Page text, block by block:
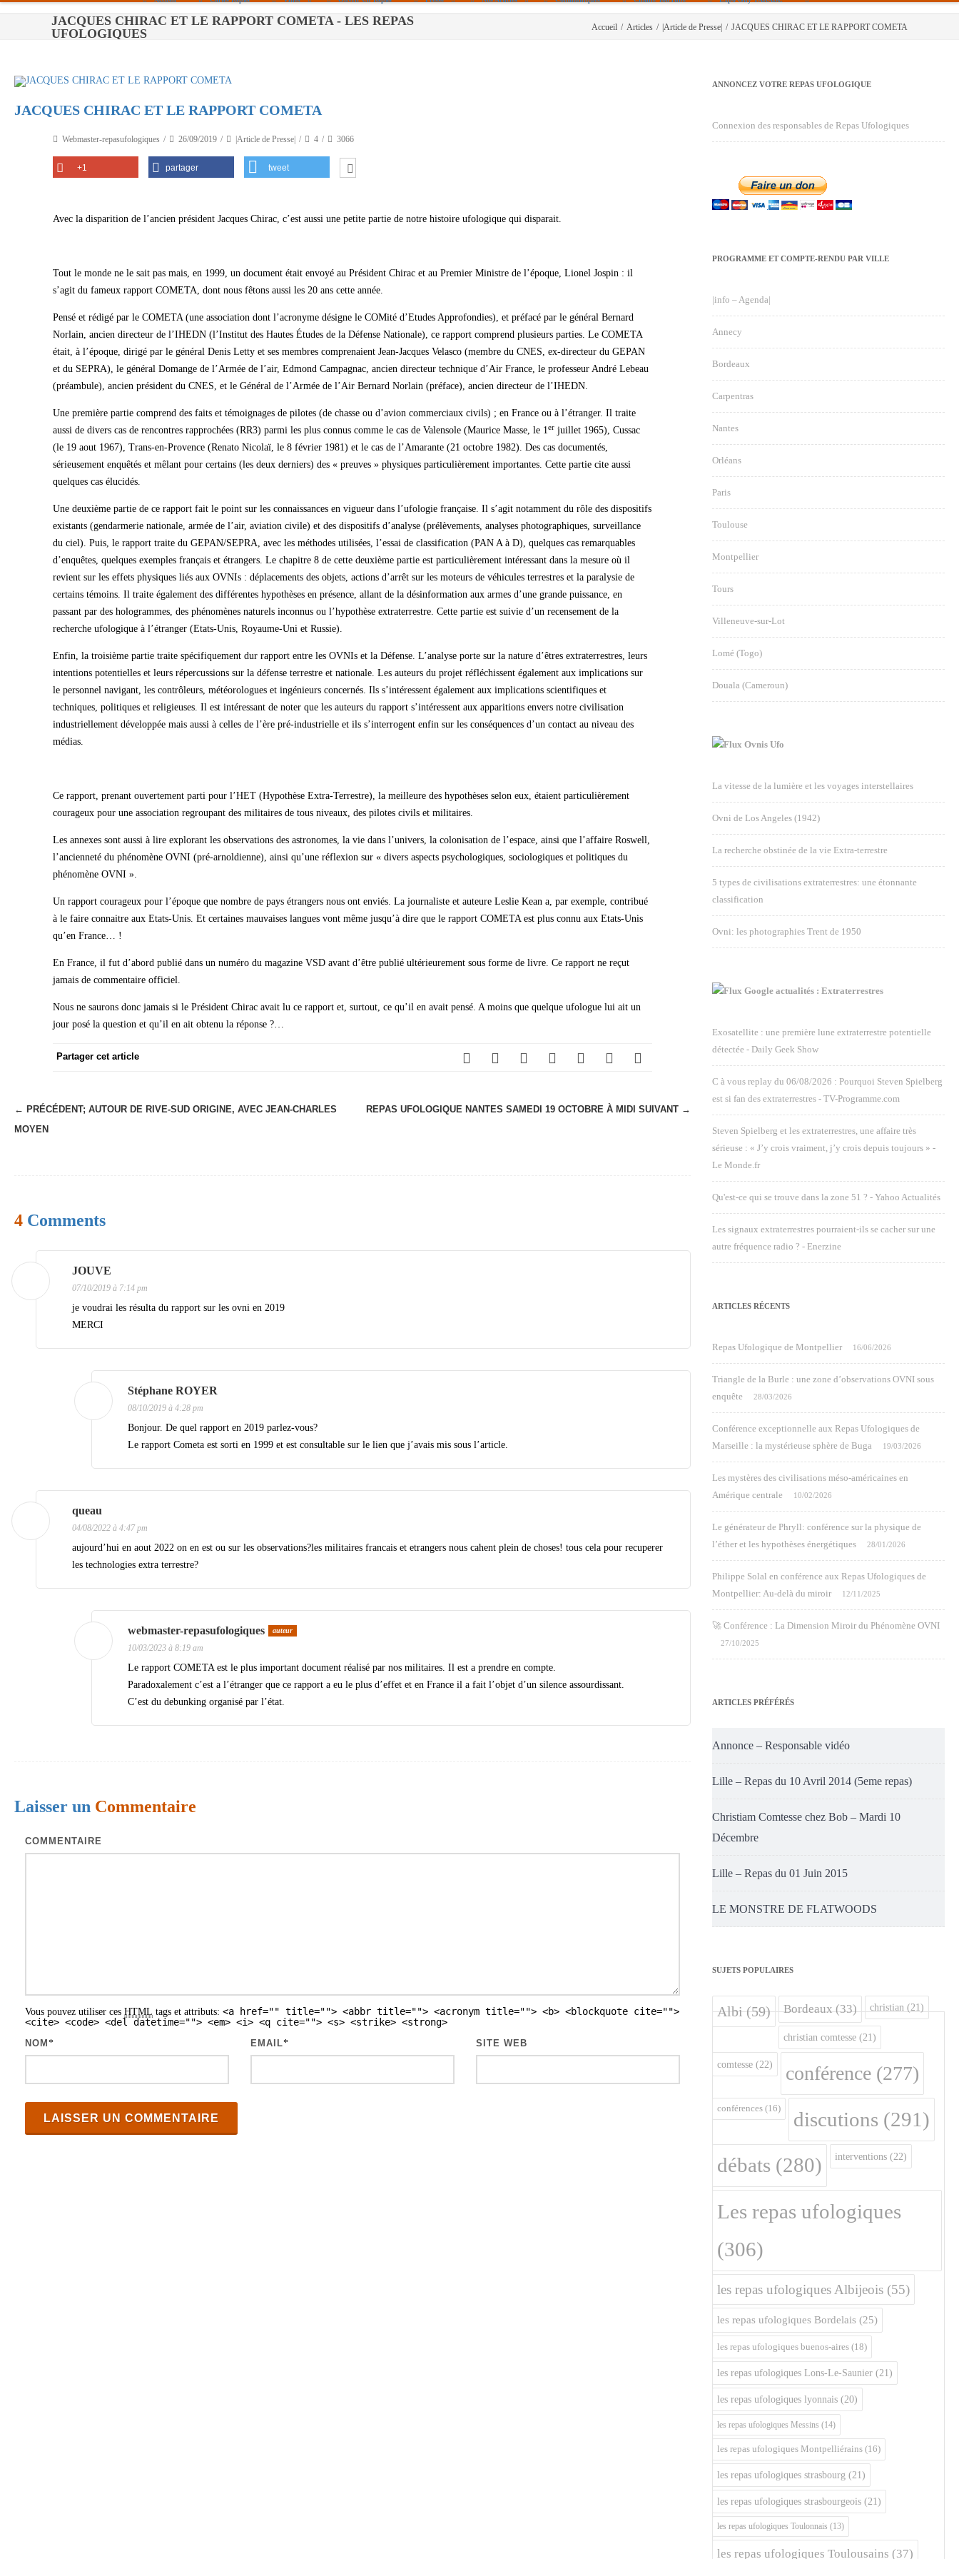
Paris
Montpellier
Nantes
Carpentras
JACQUES CHIRAC ET LE RAPPORT COMETA - LES REPAS
UFOLOGIQUES
Accueil / Articles / |Article de Presse| / JACQUES CHIRAC ET LE RAPPORT COMETA
JACQUES CHIRAC ET LE RAPPORT COMETA
Webmaster-repasufologiques 26/09/2019 |Article de Presse| 4 3066
+1 partager tweet
Avec la disparition de l’ancien président Jacques Chirac, c’est aussi une petite partie de notre histoire ufologique qui disparait.
Tout le monde ne le sait pas mais, en 1999, un document était envoyé au Président Chirac et au Premier Ministre de l’époque, Lionel Jospin : il
s’agit du fameux rapport COMETA, dont nous fêtons aussi les 20 ans cette année.
Pensé et rédigé par le COMETA (une association dont l’acronyme désigne le COMité d’Etudes Approfondies), et préfacé par le général Bernard
Norlain, ancien directeur de l’IHEDN (l’Institut des Hautes Études de la Défense Nationale), ce rapport comprend plusieurs parties. Le COMETA
était, à l’époque, dirigé par le général Denis Letty et ses membres comprenaient Jean-Jacques Velasco (membre du CNES, ex-directeur du GEPAN
et du SEPRA), le général Domange de l’Armée de l’air, Edmond Campagnac, ancien directeur technique d’Air France, le professeur André Lebeau
(préambule), ancien président du CNES, et le Général de l’Armée de l’Air Bernard Norlain (préface), ancien directeur de l’IHEDN.
Une première partie comprend des faits et témoignages de pilotes (de chasse ou d’avion commerciaux civils) ; en France ou à l’étranger. Il traite
aussi de divers cas de rencontres rapprochées (RR3) parmi les plus connus comme le cas de Valensole (Maurice Masse, le 1er juillet 1965), Cussac
(le 19 aout 1967), Trans-en-Provence (Renato Nicolaï, le 8 février 1981) et le cas de l’Amarante (21 octobre 1982). Des cas documentés,
sérieusement enquêtés et mêlant pour certains (les deux derniers) des « preuves » physiques particulièrement importantes. Cette partie cite aussi
quelques cas élucidés.
Une deuxième partie de ce rapport fait le point sur les connaissances en vigueur dans l’ufologie française. Il s’agit notamment du rôle des dispositifs
existants (gendarmerie nationale, armée de l’air, aviation civile) et des dispositifs d’analyse (prélèvements, analyses photographiques, surveillance
du ciel). Puis, le rapport traite du GEPAN/SEPRA, avec les méthodes utilisées, l’essai de classification (PAN A à D), quelques cas remarquables
d’enquêtes, quelques exemples français et étrangers. Le chapitre 8 de cette deuxième partie est particulièrement intéressant dans la mesure où il
revient sur les effets physiques liés aux OVNIs : déplacements des objets, actions d’arrêt sur les moteurs de véhicules terrestres et la paralysie de
certains témoins. Il traite également des différentes hypothèses en présence, allant de la désinformation aux armes d’une grande puissance, en
passant par des hologrammes, des phénomènes naturels inconnus ou l’hypothèse extraterrestre. Cette partie est suivie d’un recensement de la
recherche ufologique à l’étranger (Etats-Unis, Royaume-Uni et Russie).
Enfin, la troisième partie traite spécifiquement dur rapport entre les OVNIs et la Défense. L’analyse porte sur la nature d’êtres extraterrestres, leurs
intentions potentielles et leurs répercussions sur la défense terrestre et nationale. Les auteurs du projet réfléchissent également aux implications sur
le personnel navigant, les contrôleurs, météorologues et ingénieurs concernés. Ils s’intéressent également aux implications scientifiques et
techniques, politiques et religieuses. Il est intéressant de noter que les auteurs du rapport s’intéressent aux apparitions envers notre civilisation
industriellement développée mais aussi à celles de l’ère pré-industrielle et ils s’interrogent enfin sur les conséquences d’un contact au niveau des
médias.
Ce rapport, prenant ouvertement parti pour l’HET (Hypothèse Extra-Terrestre), la meilleure des hypothèses selon eux, étaient particulièrement
courageux pour une association regroupant des militaires de tous niveaux, des pilotes civils et militaires.
Les annexes sont aussi à lire explorant les observations des astronomes, la vie dans l’univers, la colonisation de l’espace, ainsi que l’affaire Roswell,
l’ancienneté du phénomène OVNI (pré-arnoldienne), ainsi qu’une réflexion sur « divers aspects psychologiques, sociologiques et politiques du
phénomène OVNI ».
Un rapport courageux pour l’époque que nombre de pays étrangers nous ont enviés. La journaliste et auteure Leslie Kean a, par exemple, contribué
à le faire connaitre aux Etats-Unis. Et certaines mauvaises langues vont même jusqu’à dire que le rapport COMETA est plus connu aux Etats-Unis
qu’en France… !
En France, il fut d’abord publié dans un numéro du magazine VSD avant d’être publié ultérieurement sous forme de livre. Ce rapport ne reçut
jamais de commentaire officiel.
Nous ne saurons donc jamais si le Président Chirac avait lu ce rapport et, surtout, ce qu’il en avait pensé. A moins que quelque ufologue lui ait un
jour posé la question et qu’il en ait obtenu la réponse ?…
Partager cet article
N
a
a
i
o
← PRÉCÉDENT; AUTOUR DE RIVE-SUD ORIGINE, AVEC JEAN-CHARLES
MOYEN
REPAS UFOLOGIQUE NANTES SAMEDI 19 OCTOBRE À MIDI SUIVANT →
4 Comments
JOUVE
07/10/2019 à 7:14 pm
je voudrai les résulta du rapport sur les ovni en 2019
MERCI
Stéphane ROYER
08/10/2019 à 4:28 pm
Bonjour. De quel rapport en 2019 parlez-vous?
Le rapport Cometa est sorti en 1999 et est consultable sur le lien que j’avais mis sous l’article.
queau
04/08/2022 à 4:47 pm
aujourd’hui en aout 2022 on en est ou sur les observations?les militaires francais et etrangers nous cahent plein de choses! tous cela pour recuperer
les technologies extra terrestre?
webmaster-repasufologiques auteur
10/03/2023 à 8:19 am
Le rapport COMETA est le plus important document réalisé par nos militaires. Il est a prendre en compte.
Paradoxalement c’est a l’étranger que ce rapport a eu le plus d’effet et en France il a fait l’objet d’un silence assourdissant.
C’est du debunking organisé par l’état.
Laisser un Commentaire
COMMENTAIRE
Vous pouvez utiliser ces HTML tags et attributs: <a href="" title=""> <abbr title=""> <acronym title=""> <b> <blockquote cite="">
<cite> <code> <del datetime=""> <em> <i> <q cite=""> <s> <strike> <strong>
NOM * EMAIL* SITE WEB
ANNONCEZ VOTRE REPAS UFOLOGIQUE
Connexion des responsables de Repas Ufologiques
PROGRAMME ET COMPTE-RENDU PAR VILLE
|info – Agenda|
Annecy
Bordeaux
Carpentras
Nantes
Orléans
Paris
Toulouse
Montpellier
Tours
Villeneuve-sur-Lot
Lomé (Togo)
Douala (Cameroun)
Ovnis Ufo
La vitesse de la lumière et les voyages interstellaires
Ovni de Los Angeles (1942)
La recherche obstinée de la vie Extra-terrestre
5 types de civilisations extraterrestres: une étonnante
classification
Ovni: les photographies Trent de 1950
Google actualités : Extraterrestres
Exosatellite : une première lune extraterrestre potentielle
détectée - Daily Geek Show
C à vous replay du 06/08/2026 : Pourquoi Steven Spielberg
est si fan des extraterrestres - TV-Programme.com
Steven Spielberg et les extraterrestres, une affaire très
sérieuse : « J’y crois vraiment, j’y crois depuis toujours » -
Le Monde.fr
Qu'est-ce qui se trouve dans la zone 51 ? - Yahoo Actualités
Les signaux extraterrestres pourraient-ils se cacher sur une
autre fréquence radio ? - Enerzine
ARTICLES RÉCENTS
Repas Ufologique de Montpellier 16/06/2026
Triangle de la Burle : une zone d’observations OVNI sous
enquête
28/03/2026
Conférence exceptionnelle aux Repas Ufologiques de
Marseille : la mystérieuse sphère de Buga
19/03/2026
Les mystères des civilisations méso-américaines en
Amérique centrale
10/02/2026
Le générateur de Phryll: conférence sur la physique de
l’éther et les hypothèses énergétiques
28/01/2026
Philippe Solal en conférence aux Repas Ufologiques de
Montpellier: Au-delà du miroir
12/11/2025
🚀 Conférence : La Dimension Miroir du Phénomène OVNI
27/10/2025
ARTICLES PRÉFÉRÉS
Annonce – Responsable vidéo
Lille – Repas du 10 Avril 2014 (5eme repas)
Christiam Comtesse chez Bob – Mardi 10
Décembre
Lille – Repas du 01 Juin 2015
LE MONSTRE DE FLATWOODS
SUJETS POPULAIRES
Albi(59) Bordeaux(33) christian (21)
christian comtesse (21)
comtesse (22) conférence (277)
conférences (16) discutions (291)
débats (280) interventions (22)
Les repas ufologiques
(306)
les repas ufologiques Albijeois (55)
les repas ufologiques Bordelais (25)
les repas ufologiques buenos-aires (18)
les repas ufologiques Lons-Le-Saunier (21)
les repas ufologiques lyonnais (20)
les repas ufologiques Messins (14)
les repas ufologiques Montpelliérains (16)
les repas ufologiques strasbourg (21)
les repas ufologiques strasbourgeois (21)
les repas ufologiques Toulonnais (13)
les repas ufologiques Toulousains (37)